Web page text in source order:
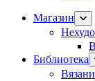
Магазин
Библиотека